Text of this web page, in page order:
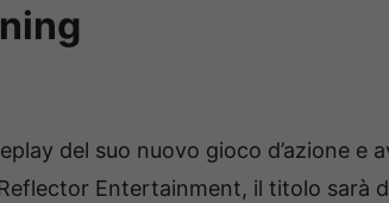
del suo nuovo gioco d’azione e
Entertainment, il titolo sarà